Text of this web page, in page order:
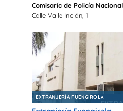
Comisaría de Policía Nacional
Calle Valle Inclán, 1
EXTRANJERÍA FUENGIROLA